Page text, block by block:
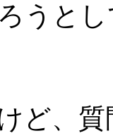
うと
ど、